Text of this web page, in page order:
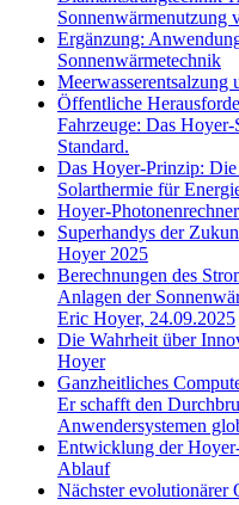
Sonnenwärmenutzung
Ergänzung:
Sonnenwärmetechnik
Meerwasserentsalzung
Öffentliche
Fahrzeuge: Das
Standard.
Das Hoyer-Prinzip:
Solarthermie für
Hoyer-
Superhandys der
Hoyer 2025
Berechnungen des
Anlagen der
Eric Hoyer, 24.09.2025
Die Wahrheit über
Hoyer
Ganzheitliches
Er schafft den
Anwendersystemen
Entwicklung der
Ablauf
Nächster evolutionärer